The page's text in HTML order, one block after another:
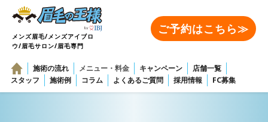
メンズ眉毛/メンズアイブロ
ウ/眉毛サロン/眉毛専門
ご予約はこちら≫
施術の流れ メニュー・料金 キャンペーン
店舗一覧
スタッフ
施術例 コラム よくあるご質問 採用情報 FC募集